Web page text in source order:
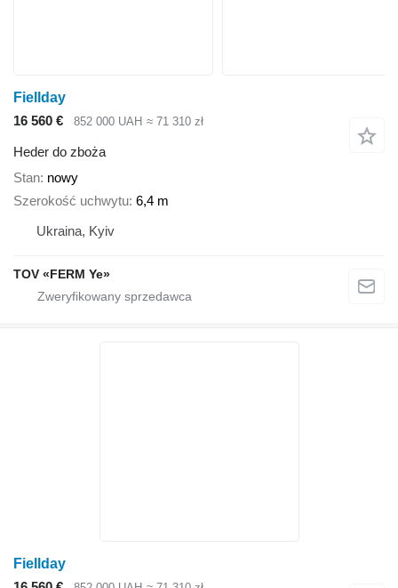
Fiellday
16 560 €
852 000 UAH ≈ 71 310 zł
Heder do zboża
Stan nowy
Szerokość uchwytu 6,4 m
Ukraina, Kyiv
TOV «FERM Ye»
Fiellday